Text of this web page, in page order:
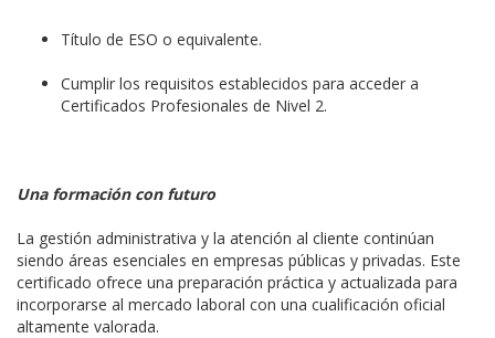
Título de ESO o equivalente.
Cumplir los requisitos establecidos para acceder a
Certificados Profesionales de Nivel 2.
Una formación con futuro
La gestión administrativa y la atención al cliente continúan
siendo áreas esenciales en empresas públicas y privadas. Este
certificado ofrece una preparación práctica y actualizada para
incorporarse al mercado laboral con una cualificación oficial
altamente valorada.